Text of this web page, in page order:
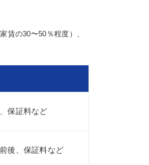
の30〜50％程度）、
保証料など
後、保証料など